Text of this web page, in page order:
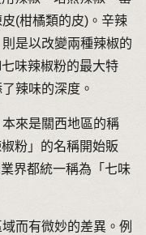
(柑橘類的皮)。辛辣
是以改變兩種辣椒的
味辣椒粉的最大特
辣味的深度。
來是關西地區的稱
粉」的名稱開始販
界都統一稱為「七味
而有微妙的差異。例